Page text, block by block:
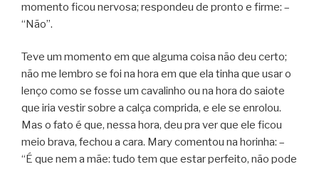
momento ficou nervosa; respondeu de pronto e firme: –
“Não”.
Teve um momento em que alguma coisa não deu certo;
não me lembro se foi na hora em que ela tinha que usar o
lenço como se fosse um cavalinho ou na hora do saiote
que iria vestir sobre a calça comprida, e ele se enrolou.
Mas o fato é que, nessa hora, deu pra ver que ele ficou
meio brava, fechou a cara. Mary comentou na horinha: –
“É que nem a mãe: tudo tem que estar perfeito, não pode